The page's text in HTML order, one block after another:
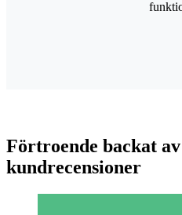
Förtroende backat
kundrecensioner